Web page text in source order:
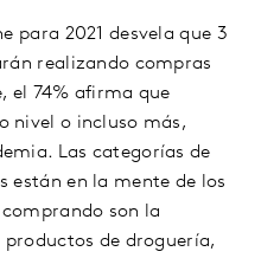
para 2021 desvela que 3
realizando compras
el 74% afirma que
nivel o incluso más,
Las categorías de
están en la mente de los
son la
de droguería,